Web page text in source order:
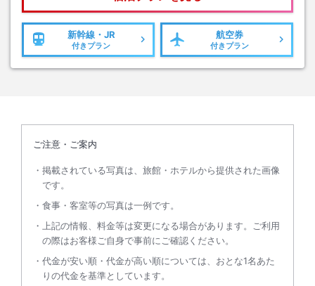
新幹線・JR
付きプラン
航空券
付きプラン
ご注意・ご案内
掲載されている写真は、旅館・ホテルから提供された画像
です。
食事・客室等の写真は一例です。
上記の情報、料金等は変更になる場合があります。ご利用
の際はお客様ご自身で事前にご確認ください。
代金が安い順・代金が高い順については、おとな1名あた
りの代金を基準としています。